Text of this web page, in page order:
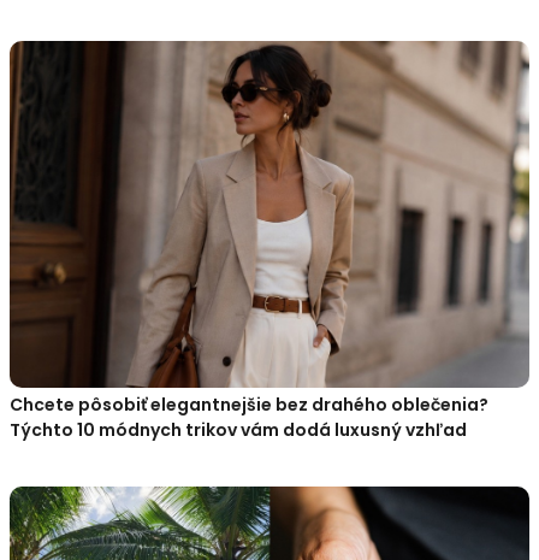
Chcete pôsobiť elegantnejšie bez drahého oblečenia?
Týchto 10 módnych trikov vám dodá luxusný vzhľad